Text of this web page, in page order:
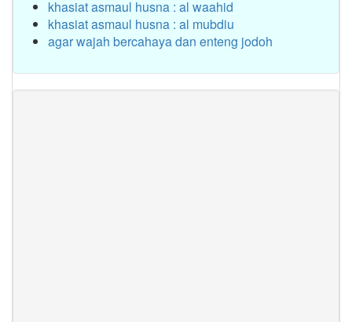
khasiat asmaul husna : al waahid
khasiat asmaul husna : al mubdiu
agar wajah bercahaya dan enteng jodoh